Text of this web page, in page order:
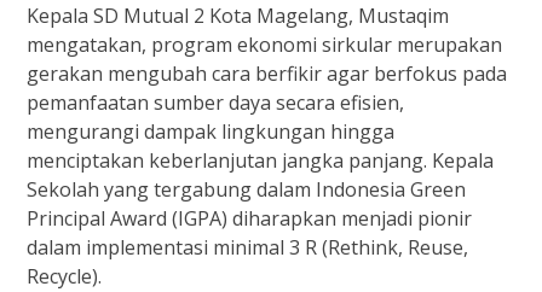
Kepala SD Mutual 2 Kota Magelang, Mustaqim
mengatakan, program ekonomi sirkular merupakan
gerakan mengubah cara berfikir agar berfokus pada
pemanfaatan sumber daya secara efisien,
mengurangi dampak lingkungan hingga
menciptakan keberlanjutan jangka panjang. Kepala
Sekolah yang tergabung dalam Indonesia Green
Principal Award (IGPA) diharapkan menjadi pionir
dalam implementasi minimal 3 R (Rethink, Reuse,
Recycle).